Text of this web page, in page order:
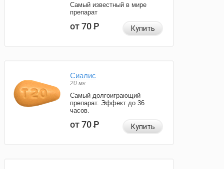
Самый известный в мире
препарат
от 70Р Купить
Сиалис
20 мг
Самый долгоиграющий
препарат. Эффект до 36
часов.
от 70Р Купить